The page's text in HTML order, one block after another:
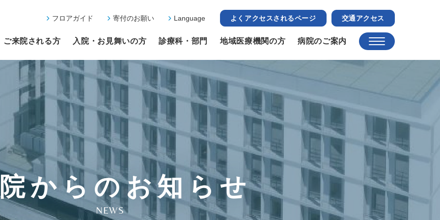
フロアガイド 寄付のお願い Language よくアクセスされるページ 交通アクセス
ご来院される方 入院・お見舞いの方 診療科・部門 地域医療機関の方 病院のご案内
からのお知らせ
NEWS